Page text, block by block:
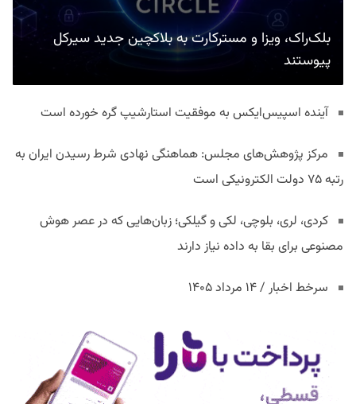
بلک‌راک، ویزا و مسترکارت به بلاکچین جدید سیرکل
پیوستند
آینده اسپیس‌ایکس به موفقیت استارشیپ گره خورده است
مرکز پژوهش‌های مجلس: هماهنگی نهادی شرط رسیدن ایران به
رتبه ۷۵ دولت الکترونیکی است
کردی، لری، بلوچی، لکی و گیلکی؛ زبان‌هایی که در عصر هوش
مصنوعی برای بقا به داده نیاز دارند
سرخط اخبار / ۱۴ مرداد ۱۴۰۵